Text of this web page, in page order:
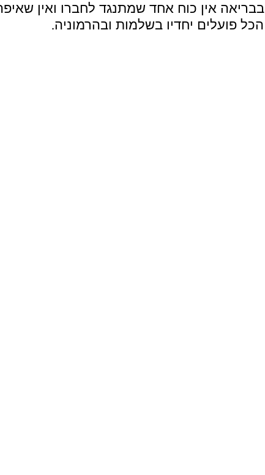
אין כוח אחד שמתנגד לחברו ואין
פועלים יחדיו בשלמות ובהרמוניה.